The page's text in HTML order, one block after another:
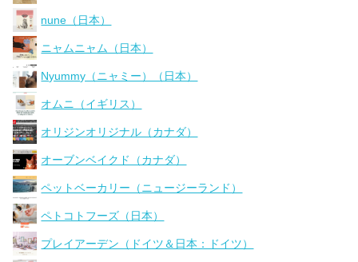
nune（日本）
ニャムニャム（日本）
Nyummy（ニャミー）（日本）
オムニ（イギリス）
オリジンオリジナル（カナダ）
オーブンベイクド（カナダ）
ペットベーカリー（ニュージーランド）
ペトコトフーズ（日本）
プレイアーデン（ドイツ＆日本：ドイツ）